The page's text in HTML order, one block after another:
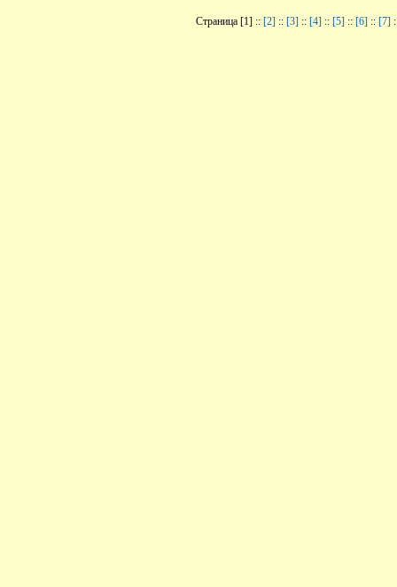
Страница [1] :: [2] :: [3] :: [4] :: [5] :: [6] :: [7]